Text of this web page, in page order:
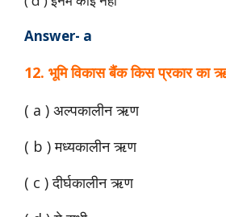
Answer- a
12. भूमि विकास बैंक किस प्रकार का
( a ) अल्पकालीन ऋण
( b ) मध्यकालीन ऋण
( c ) दीर्घकालीन ऋण